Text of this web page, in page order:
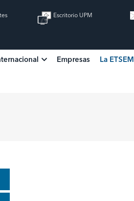
Escritorio UPM
Empresas La ETSEM